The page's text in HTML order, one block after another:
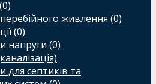
живлення (0)
(0)
напруги (0)
для септиків та